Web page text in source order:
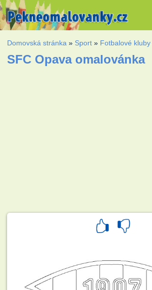
Domovská stránka » Sport » Fotbalové kluby
SFC Opava omalovánka